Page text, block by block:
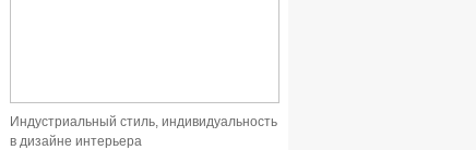
Индустриальный стиль, индивидуальность
в дизайне интерьера